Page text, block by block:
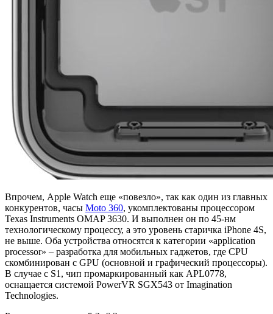
Впрочем, Apple Watch еще «повезло», так как один из главных
конкурентов, часы Moto 360, укомплектованы процессором
Texas Instruments OMAP 3630. И выполнен он по 45-нм
технологическому процессу, а это уровень старичка iPhone 4S,
не выше. Оба устройства относятся к категории «application
processor» – разработка для мобильных гаджетов, где CPU
скомбинирован с GPU (основной и графический процессоры).
В случае с S1, чип промаркированный как APL0778,
оснащается системой PowerVR SGX543 от Imagination
Technologies.